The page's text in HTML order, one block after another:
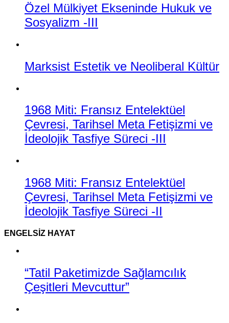
Özel Mülkiyet Ekseninde Hukuk ve
Sosyalizm -III
Marksist Estetik ve Neoliberal Kültür
1968 Miti: Fransız Entelektüel
Çevresi, Tarihsel Meta Fetişizmi ve
İdeolojik Tasfiye Süreci -III
1968 Miti: Fransız Entelektüel
Çevresi, Tarihsel Meta Fetişizmi ve
İdeolojik Tasfiye Süreci -II
ENGELSIZ HAYAT
“Tatil Paketimizde Sağlamcılık
Çeşitleri Mevcuttur”